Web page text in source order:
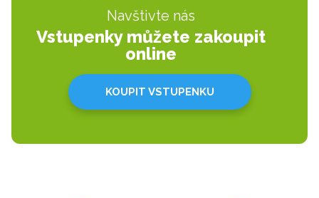
Navštivte nás
Vstupenky můžete zakoupit
online
KOUPIT VSTUPENKU